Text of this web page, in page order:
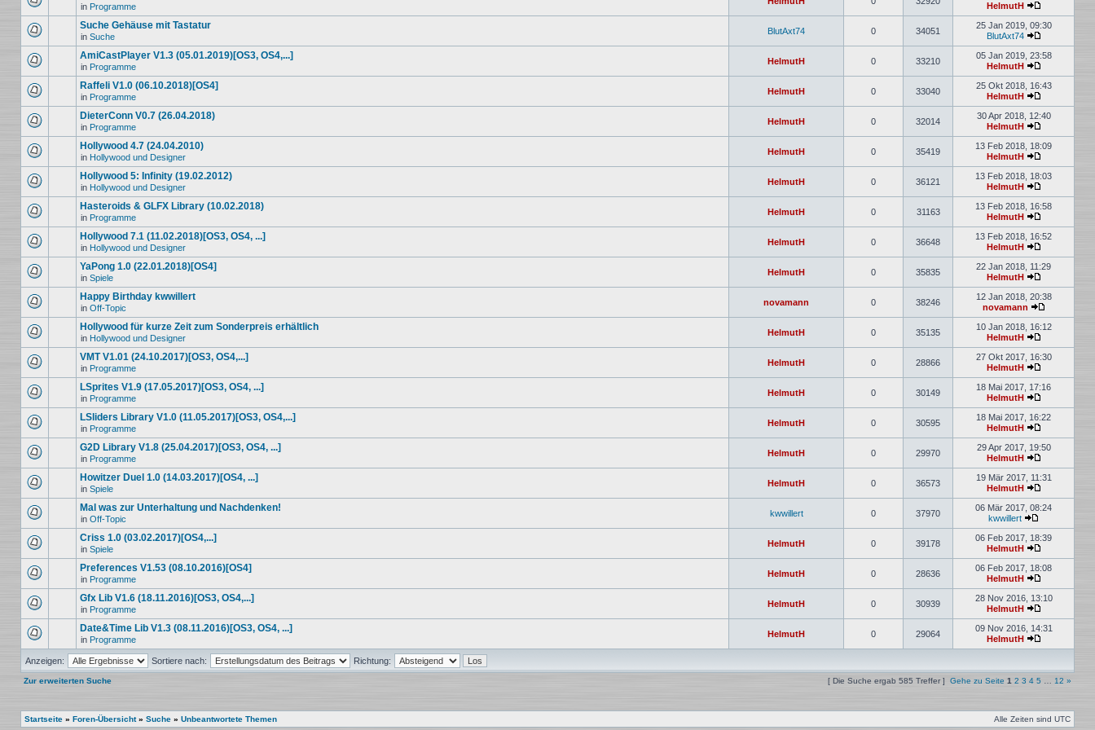
in Programme HelmutH
Suche Gehäuse mit Tastatur
in Suche
BlutAxt74 0 34051
25 Jan 2019, 09:30
BlutAxt74
AmiCastPlayer V1.3 (05.01.2019)[OS3, OS4,...]
in Programme
HelmutH 0 33210
05 Jan 2019, 23:58
HelmutH
Raffeli V1.0 (06.10.2018)[OS4]
in Programme
HelmutH 0 33040
25 Okt 2018, 16:43
HelmutH
DieterConn V0.7 (26.04.2018)
in Programme
HelmutH 0 32014
30 Apr 2018, 12:40
HelmutH
Hollywood 4.7 (24.04.2010)
in Hollywood und Designer
HelmutH 0 35419
13 Feb 2018, 18:09
HelmutH
Hollywood 5: Infinity (19.02.2012)
in Hollywood und Designer
HelmutH 0 36121
13 Feb 2018, 18:03
HelmutH
Hasteroids & GLFX Library (10.02.2018)
in Programme
HelmutH 0 31163
13 Feb 2018, 16:58
HelmutH
Hollywood 7.1 (11.02.2018)[OS3, OS4, ...]
in Hollywood und Designer
HelmutH 0 36648
13 Feb 2018, 16:52
HelmutH
YaPong 1.0 (22.01.2018)[OS4]
in Spiele
HelmutH 0 35835
22 Jan 2018, 11:29
HelmutH
Happy Birthday kwwillert
in Off-Topic
novamann 0 38246
12 Jan 2018, 20:38
novamann
Hollywood für kurze Zeit zum Sonderpreis erhältlich
in Hollywood und Designer
HelmutH 0 35135
10 Jan 2018, 16:12
HelmutH
VMT V1.01 (24.10.2017)[OS3, OS4,...]
in Programme
HelmutH 0 28866
27 Okt 2017, 16:30
HelmutH
LSprites V1.9 (17.05.2017)[OS3, OS4, ...]
in Programme
HelmutH 0 30149
18 Mai 2017, 17:16
HelmutH
LSliders Library V1.0 (11.05.2017)[OS3, OS4,...]
in Programme
HelmutH 0 30595
18 Mai 2017, 16:22
HelmutH
G2D Library V1.8 (25.04.2017)[OS3, OS4, ...]
in Programme
HelmutH 0 29970
29 Apr 2017, 19:50
HelmutH
Howitzer Duel 1.0 (14.03.2017)[OS4, ...]
in Spiele
HelmutH 0 36573
19 Mär 2017, 11:31
HelmutH
Mal was zur Unterhaltung und Nachdenken!
in Off-Topic
kwwillert 0 37970
06 Mär 2017, 08:24
kwwillert
Criss 1.0 (03.02.2017)[OS4,...]
in Spiele
HelmutH 0 39178
06 Feb 2017, 18:39
HelmutH
Preferences V1.53 (08.10.2016)[OS4]
in Programme
HelmutH 0 28636
06 Feb 2017, 18:08
HelmutH
Gfx Lib V1.6 (18.11.2016)[OS3, OS4,...]
in Programme
HelmutH 0 30939
28 Nov 2016, 13:10
HelmutH
Date&Time Lib V1.3 (08.11.2016)[OS3, OS4, ...]
in Programme
HelmutH 0 29064
09 Nov 2016, 14:31
HelmutH
Anzeigen: Sortiere nach: Richtung:
Zur erweiterten Suche [ Die Suche ergab 585 Treffer ] Gehe zu Seite 1 2 3 4 5 12 »
Startseite » Foren-Übersicht» Suche » Unbeantwortete Themen Alle Zeiten sind UTC